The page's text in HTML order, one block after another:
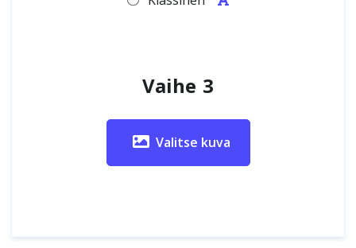
Vaihe 3
Valitse kuva